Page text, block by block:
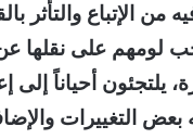
من الإتباع والتأثر
لومهم على نقلها
يلتجئون أحياناً
بعض التغييرات